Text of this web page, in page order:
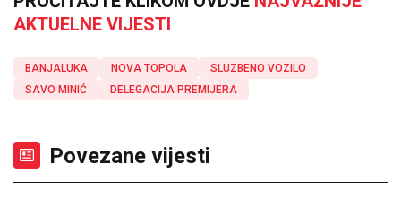
AKTUELNE VIJESTI
BANJALUKA NOVA TOPOLA
SLUZBENO VOZILO
SAVO MINIĆ
DELEGACIJA PREMIJERA
Povezane vijesti